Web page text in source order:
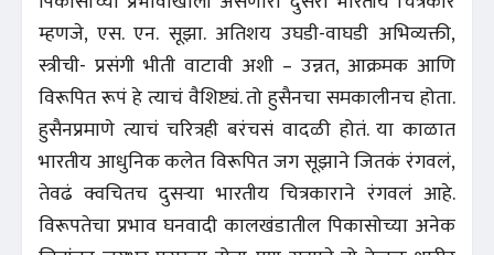
म्हणजे, एस. एन. सूझा. अतिशय उघडी-वाघडी अभिव्यक्ती,
स्त्रीची- प्रसंगी भीती वाटावी अशी – उन्नत, आक्रमक आणि
विरूपित रूपं हे त्याचं वैशिष्ट्यं. तो हुसैनचा समकालीनच होता.
हुसैनप्रमाणे त्याचं चरित्रही बरंचसं वादळी होतं. या काळात
भारतीय आधुनिक कलेत विरूपित जग सूझाने जितकं रंगवलं,
तेवढं क्वचितच दुसऱ्या भारतीय चित्रकाराने रंगवलं आहे.
विरूपतेचा प्रभाव घनवादी कालखंडातील पिकासोच्या अनेक